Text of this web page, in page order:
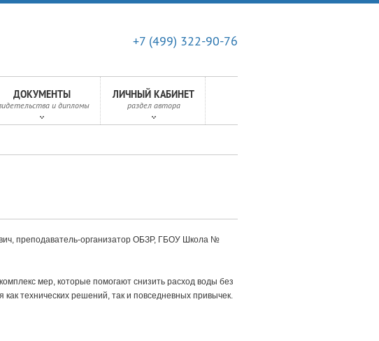
+7 (499) 322-90-76
ДОКУМЕНТЫ
и дипломы
ЛИЧНЫЙ КАБИНЕТ
раздел автора
преподаватель-организатор ОБЗР, ГБОУ Школа №
мер, которые помогают снизить расход воды без
технических решений, так и повседневных привычек.